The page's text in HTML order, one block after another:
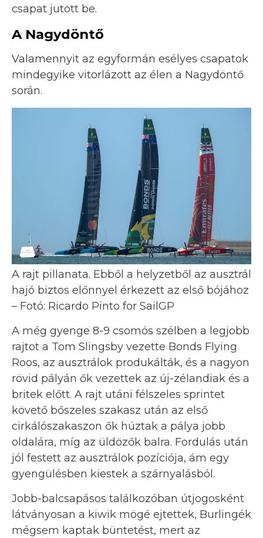
csapat jutott be.
A Nagydöntő
Valamennyit az egyformán esélyes csapatok
mindegyike vitorlázott az élen a Nagydöntő
során.
A rajt pillanata. Ebből a helyzetből az ausztrál
hajó biztos előnnyel érkezett az első bójához
– Fotó: Ricardo Pinto for SailGP
A még gyenge 8-9 csomós szélben a legjobb
rajtot a Tom Slingsby vezette Bonds Flying
Roos, az ausztrálok produkálták, és a nagyon
rövid pályán ők vezettek az új-zélandiak és a
britek előtt. A rajt utáni félszeles sprintet
követő bőszeles szakasz után az első
cirkálószakaszon ők húztak a pálya jobb
oldalára, míg az üldözők balra. Fordulás után
jól festett az ausztrálok pozíciója, ám egy
gyengülésben kiestek a szárnyalásból.
Jobb-balcsapásos találkozóban útjogosként
látványosan a kiwik mögé ejtettek, Burlingék
mégsem kaptak büntetést, mert az